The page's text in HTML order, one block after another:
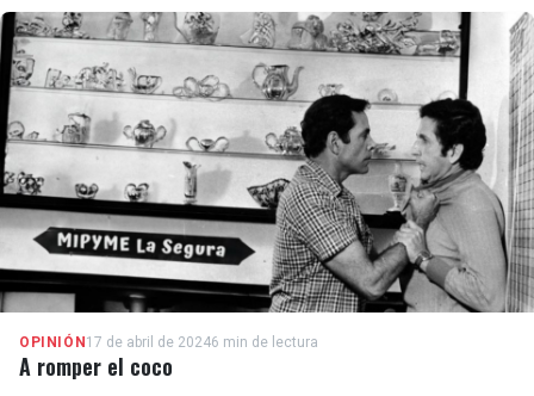
como proyecto de desarrollo local.
OPINIÓN 17 de abril de 20246 min de lectura
A romper el coco